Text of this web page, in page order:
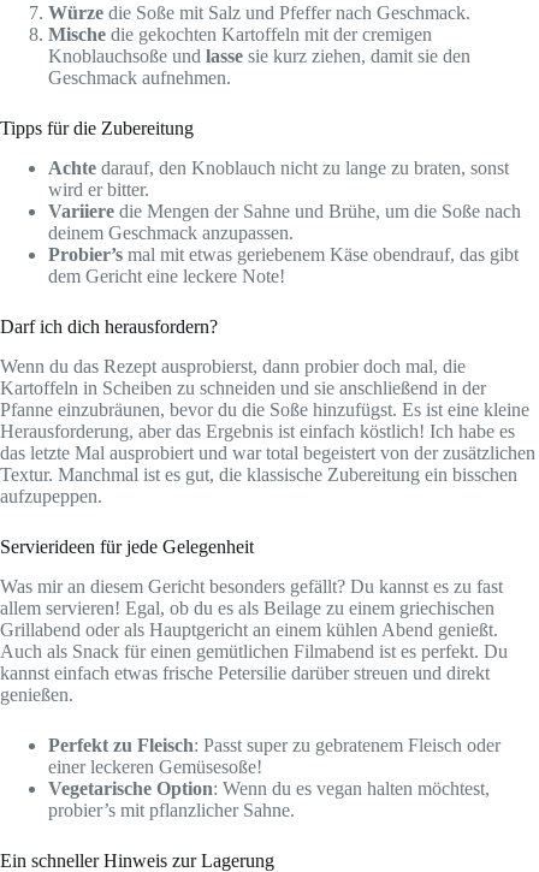
Würze die Soße mit Salz und Pfeffer nach Geschmack.
Mische die gekochten Kartoffeln mit der cremigen
Knoblauchsoße und lasse sie kurz ziehen, damit sie den
Geschmack aufnehmen.
Tipps für die Zubereitung
Achte darauf, den Knoblauch nicht zu lange zu braten, sonst
wird er bitter.
Variiere die Mengen der Sahne und Brühe, um die Soße nach
deinem Geschmack anzupassen.
Probier’s mal mit etwas geriebenem Käse obendrauf, das gibt
dem Gericht eine leckere Note!
Darf ich dich herausfordern?
Wenn du das Rezept ausprobierst, dann probier doch mal, die
Kartoffeln in Scheiben zu schneiden und sie anschließend in der
Pfanne einzubräunen, bevor du die Soße hinzufügst. Es ist eine kleine
Herausforderung, aber das Ergebnis ist einfach köstlich! Ich habe es
das letzte Mal ausprobiert und war total begeistert von der zusätzlichen
Textur. Manchmal ist es gut, die klassische Zubereitung ein bisschen
aufzupeppen.
Servierideen für jede Gelegenheit
Was mir an diesem Gericht besonders gefällt? Du kannst es zu fast
allem servieren! Egal, ob du es als Beilage zu einem griechischen
Grillabend oder als Hauptgericht an einem kühlen Abend genießt.
Auch als Snack für einen gemütlichen Filmabend ist es perfekt. Du
kannst einfach etwas frische Petersilie darüber streuen und direkt
genießen.
Perfekt zu Fleisch: Passt super zu gebratenem Fleisch oder
einer leckeren Gemüsesoße!
Vegetarische Option: Wenn du es vegan halten möchtest,
probier’s mit pflanzlicher Sahne.
Ein schneller Hinweis zur Lagerung